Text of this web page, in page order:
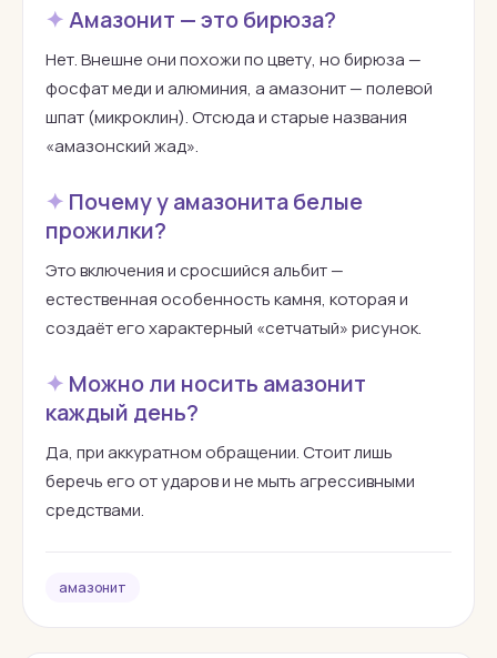
Амазонит — это бирюза?
Нет. Внешне они похожи по цвету, но бирюза —
фосфат меди и алюминия, а амазонит — полевой
шпат (микроклин). Отсюда и старые названия
«амазонский жад».
Почему у амазонита белые
прожилки?
Это включения и сросшийся альбит —
естественная особенность камня, которая и
создаёт его характерный «сетчатый» рисунок.
Можно ли носить амазонит
каждый день?
Да, при аккуратном обращении. Стоит лишь
беречь его от ударов и не мыть агрессивными
средствами.
амазонит